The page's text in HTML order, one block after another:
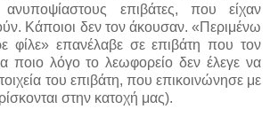
επιβάτες, που είχαν
Κάποιοι δεν τον άκουσαν. «Περιμένω
φίλε» επανέλαβε σε επιβάτη που τον
ποιο λόγο το λεωφορείο δεν έλεγε να
του επιβάτη, που επικοινώνησε με
στην κατοχή μας).